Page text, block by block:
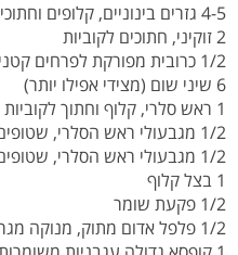
4-5 גזרים בינוניים, קלופים וחתוכים לקוביות
2 זוקיני, חתוכים לקוביות
1/2 כרובית מפורקת לפרחים קטנים
6 שיני שום (מצידי אפילו יותר)
1 ראש סלרי, קלוף וחתוך לקוביות
1/2 מגבעולי ראש הסלרי, שטופים וקצוצים
1/2 מגבעולי ראש הסלרי, שטופים ושלמים
1 בצל קלוף
1/2 פקעת שומר
1/2 פלפל אדום מתוק, מנוקה מגרעינים